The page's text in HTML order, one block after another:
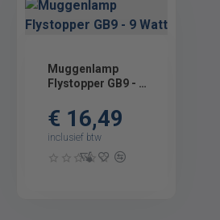
Muggenlamp
Flystopper GB9 - 9
€ 16,49
inclusief btw